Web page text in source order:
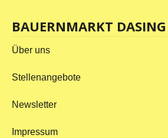
BAUERNMARKT DASING
Über uns
Stellenangebote
Newsletter
Impressum